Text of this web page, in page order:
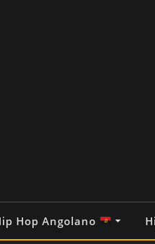
Hop Angolano